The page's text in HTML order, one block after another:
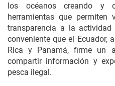
los océanos creando y
herramientas que permiten
transparencia a la
conveniente que el Ecuador,
Rica y Panamá, firme un
compartir información y
pesca ilegal.